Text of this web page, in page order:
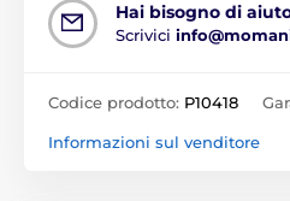
Hai bisogno di
Scrivici
Codice prodotto: P10418
Informazioni sul venditore